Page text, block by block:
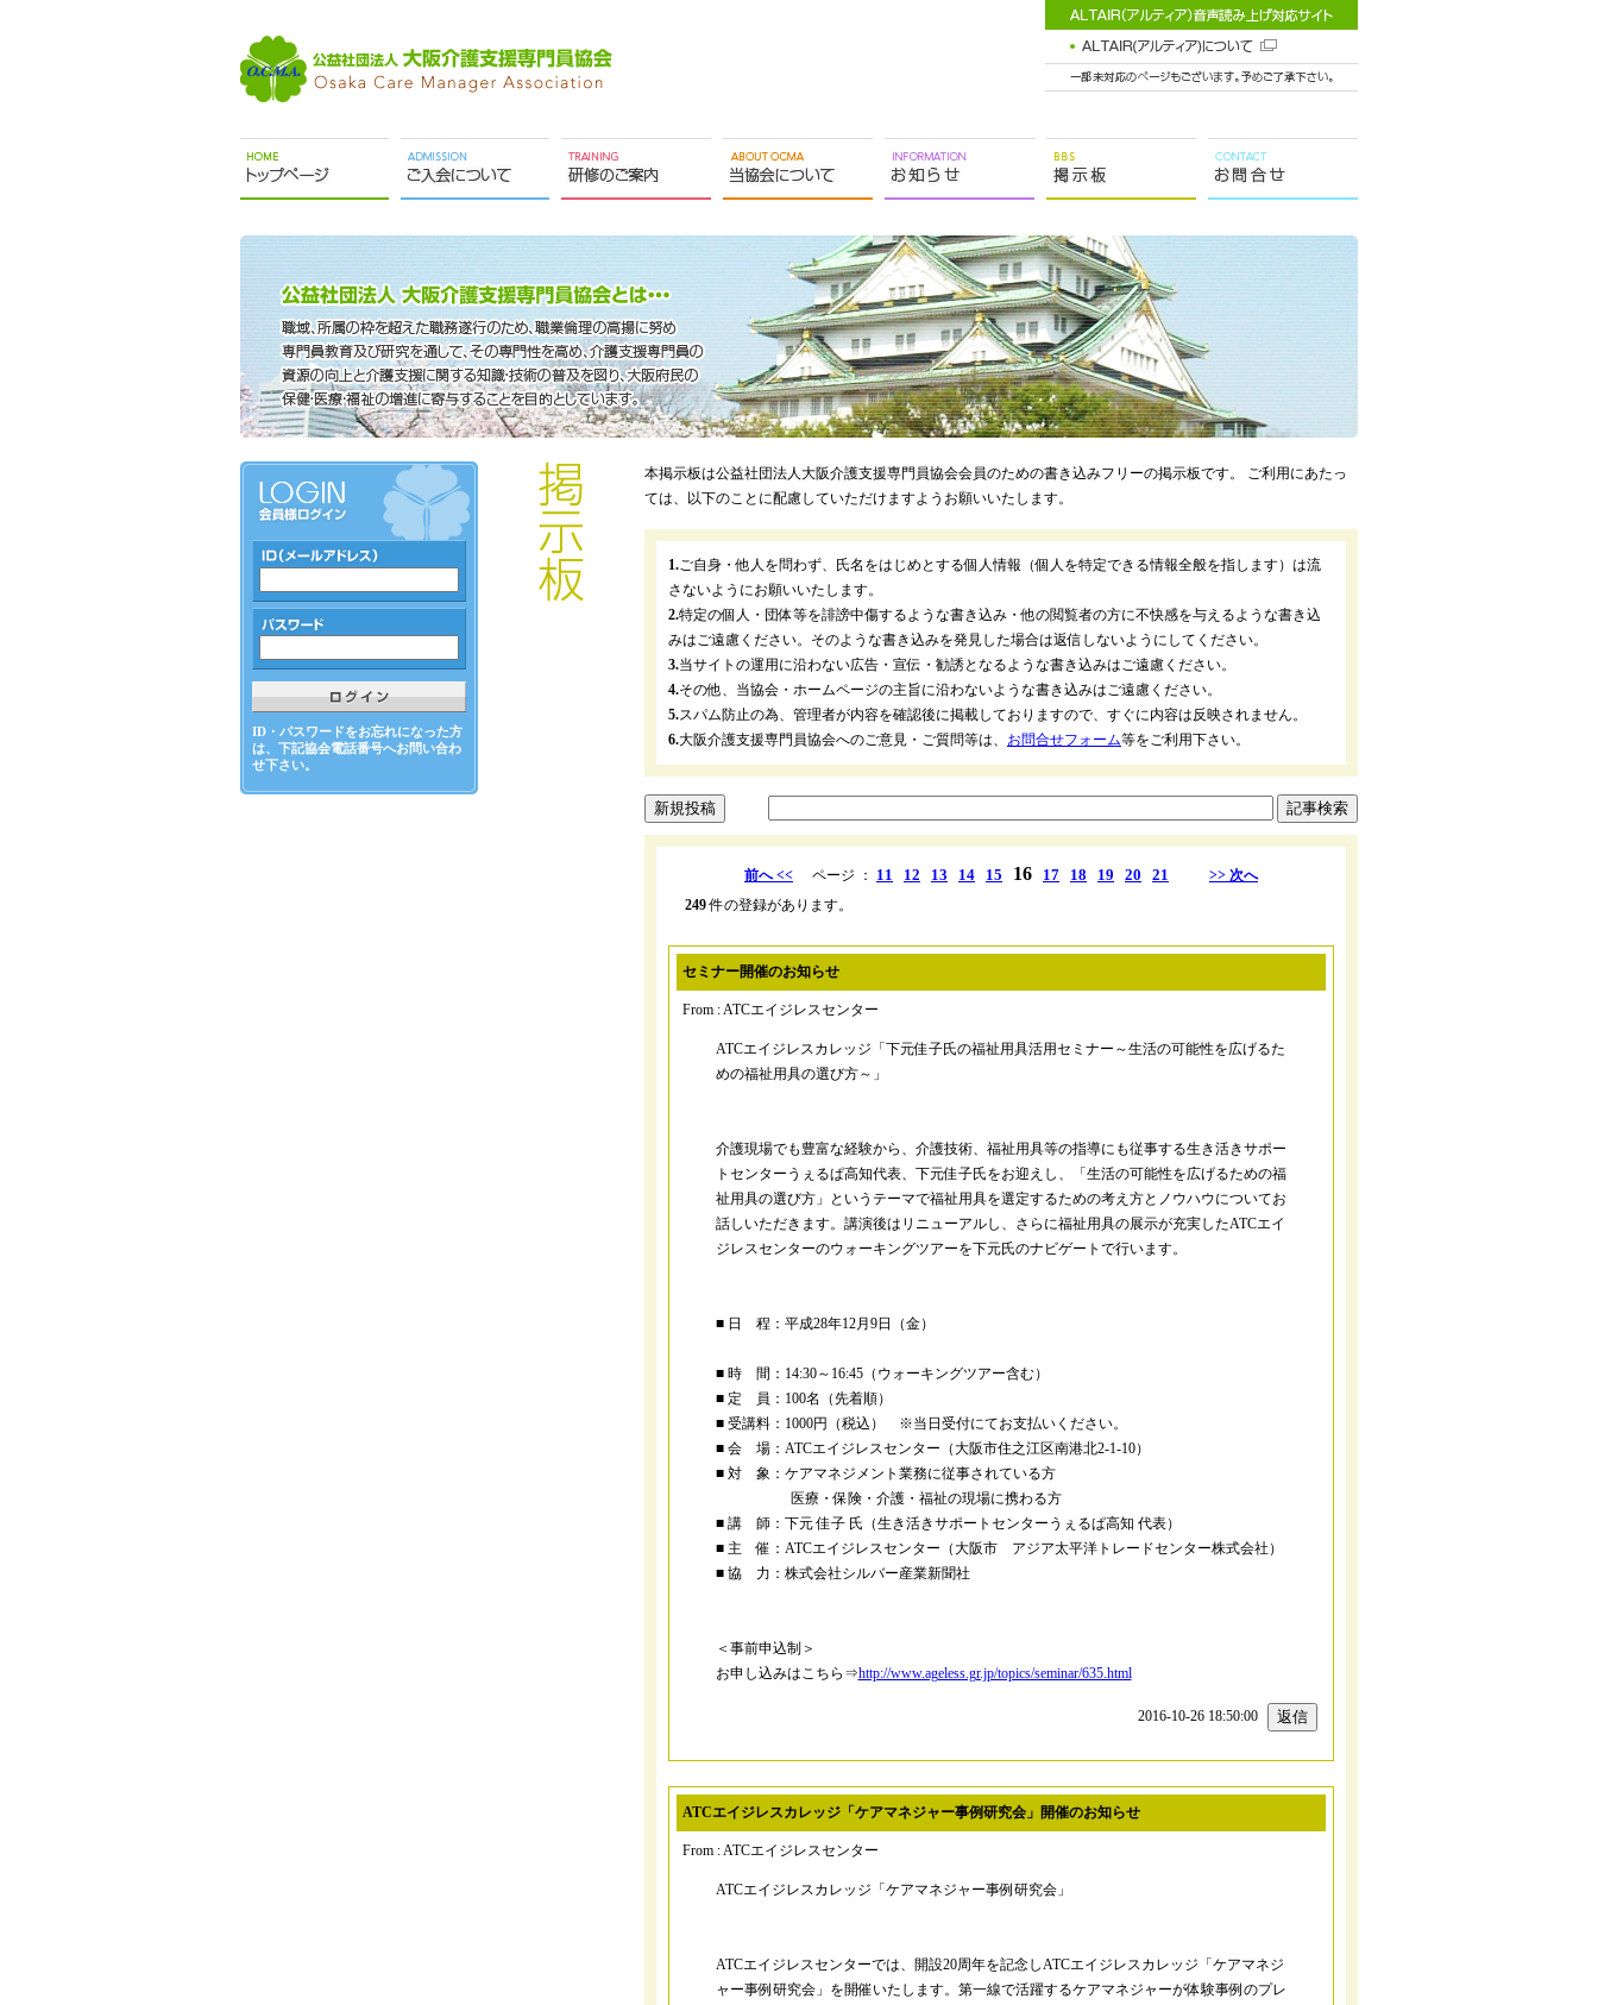
ID・パスワードをお忘れになった方
は、下記協会電話番号へお問い合わ
せ下さい。
本掲示板は公益社団法人大阪介護支援専門員協会会員のための書き込みフリーの掲示板です。 ご利用にあたっ
ては、以下のことに配慮していただけますようお願いいたします。
1.ご自身・他人を問わず、氏名をはじめとする個人情報（個人を特定できる情報全般を指します）は流
さないようにお願いいたします。
2.特定の個人・団体等を誹謗中傷するような書き込み・他の閲覧者の方に不快感を与えるような書き込
みはご遠慮ください。そのような書き込みを発見した場合は返信しないようにしてください。
3.当サイトの運用に沿わない広告・宣伝・勧誘となるような書き込みはご遠慮ください。
4.その他、当協会・ホームページの主旨に沿わないような書き込みはご遠慮ください。
5.スパム防止の為、管理者が内容を確認後に掲載しておりますので、すぐに内容は反映されません。
6.大阪介護支援専門員協会へのご意見・ご質問等は、 お問合せフォーム等をご利用下さい。
前へ << ページ ： 11 12 13 14 15 16 17 18 19 20 21
>> 次へ
249件の登録があります。
セミナー開催のお知らせ
From : ATCエイジレスセンター
ATCエイジレスカレッジ「下元佳子氏の福祉用具活用セミナー～生活の可能性を広げるた
めの福祉用具の選び方～」
介護現場でも豊富な経験から、介護技術、福祉用具等の指導にも従事する生き活きサポー
トセンターうぇるぱ高知代表、下元佳子氏をお迎えし、「生活の可能性を広げるための福
祉用具の選び方」というテーマで福祉用具を選定するための考え方とノウハウについてお
話しいただきます。講演後はリニューアルし、さらに福祉用具の展示が充実したATCエイ
ジレスセンターのウォーキングツアーを下元氏のナビゲートで行います。
■ 日 程：平成28年12月9日（金）
■ 時 間：14:30～16:45（ウォーキングツアー含む）
■ 定 員：100名（先着順）
■ 受講料：1000円（税込） ※当日受付にてお支払いください。
■ 会 場：ATCエイジレスセンター（大阪市住之江区南港北2-1-10）
■ 対 象：ケアマネジメント業務に従事されている方
医療・保険・介護・福祉の現場に携わる方
■ 講 師：下元 佳子 氏（生き活きサポートセンターうぇるぱ高知 代表）
■ 主 催：ATCエイジレスセンター（大阪市 アジア太平洋トレードセンター株式会社）
■ 協 力：株式会社シルバー産業新聞社
＜事前申込制＞
お申し込みはこちら⇒http://www.ageless.gr.jp/topics/seminar/635.html
2016-10-26 18:50:00
ATCエイジレスカレッジ「ケアマネジャー事例研究会」開催のお知らせ
From : ATCエイジレスセンター
ATCエイジレスカレッジ「ケアマネジャー事例研究会」
ATCエイジレスセンターでは、開設20周年を記念しATCエイジレスカレッジ「ケアマネジ
ャー事例研究会」を開催いたします。第一線で活躍するケアマネジャーが体験事例のプレ